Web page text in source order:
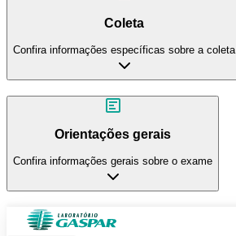
Coleta
Confira informações específicas sobre a coleta
Orientações gerais
Confira informações gerais sobre o exame